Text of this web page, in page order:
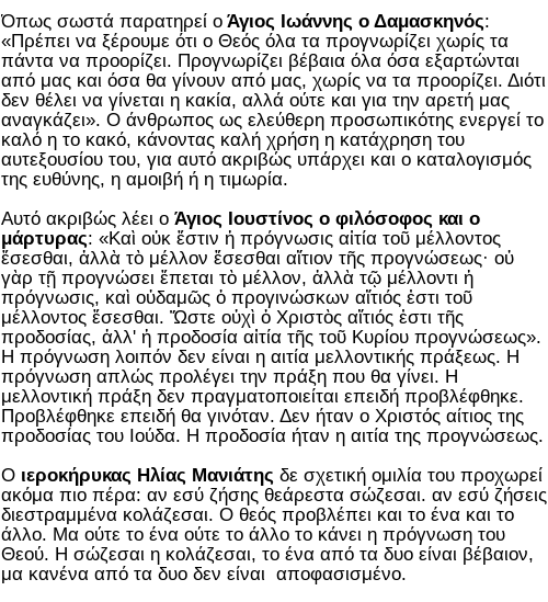
Όπως σωστά παρατηρεί ο Άγιος Ιωάννης ο Δαμασκηνός:
«Πρέπει να ξέρουμε ότι ο Θεός όλα τα προγνωρίζει χωρίς τα
πάντα να προορίζει. Προγνωρίζει βέβαια όλα όσα εξαρτώνται
από μας και όσα θα γίνουν από μας, χωρίς να τα προορίζει. Διότι
δεν θέλει να γίνεται η κακία, αλλά ούτε και για την αρετή μας
αναγκάζει». Ο άνθρωπος ως ελεύθερη προσωπικότης ενεργεί το
καλό η το κακό, κάνοντας καλή χρήση η κατάχρηση του
αυτεξουσίου του, για αυτό ακριβώς υπάρχει και ο καταλογισμός
της ευθύνης, η αμοιβή ή η τιμωρία.
Αυτό ακριβώς λέει ο Άγιος Ιουστίνος ο φιλόσοφος και ο
μάρτυρας: «Καὶ οὐκ ἔστιν ἡ πρόγνωσις αἰτία τοῦ μέλλοντος
ἔσεσθαι, ἀλλὰ τὸ μέλλον ἔσεσθαι αἴτιον τῆς προγνώσεως· οὐ
γὰρ τῇ προγνώσει ἕπεται τὸ μέλλον, ἀλλὰ τῷ μέλλοντι ἡ
πρόγνωσις, καὶ οὐδαμῶς ὁ προγινώσκων αἴτιός ἐστι τοῦ
μέλλοντος ἔσεσθαι. Ὥστε οὐχὶ ὁ Χριστὸς αἴτιός ἐστι τῆς
προδοσίας, ἀλλ' ἡ προδοσία αἰτία τῆς τοῦ Κυρίου προγνώσεως».
Η πρόγνωση λοιπόν δεν είναι η αιτία μελλοντικής πράξεως. Η
πρόγνωση απλώς προλέγει την πράξη που θα γίνει. Η
μελλοντική πράξη δεν πραγματοποιείται επειδή προβλέφθηκε.
Προβλέφθηκε επειδή θα γινόταν. Δεν ήταν ο Χριστός αίτιος της
προδοσίας του Ιούδα. Η προδοσία ήταν η αιτία της προγνώσεως.
Ο ιεροκήρυκας Ηλίας Μανιάτης δε σχετική ομιλία του προχωρεί
ακόμα πιο πέρα: αν εσύ ζήσης θεάρεστα σώζεσαι. αν εσύ ζήσεις
διεστραμμένα κολάζεσαι. Ο θεός προβλέπει και το ένα και το
άλλο. Μα ούτε το ένα ούτε το άλλο το κάνει η πρόγνωση του
Θεού. Η σώζεσαι η κολάζεσαι, το ένα από τα δυο είναι βέβαιον,
μα κανένα από τα δυο δεν είναι αποφασισμένο.